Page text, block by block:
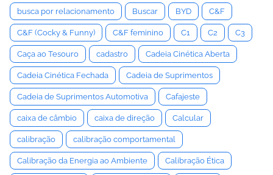
busca por relacionamento Buscar BYD C&F
C&F (Cocky & Funny) C&F feminino C1 C2 C3
Caça ao Tesouro cadastro Cadeia Cinética Aberta
Cadeia Cinética Fechada Cadeia de Suprimentos
Cadeia de Suprimentos Automotiva Cafajeste
caixa de câmbio caixa de direção Calcular
calibração calibração comportamental
Calibração da Energia ao Ambiente Calibração Ética